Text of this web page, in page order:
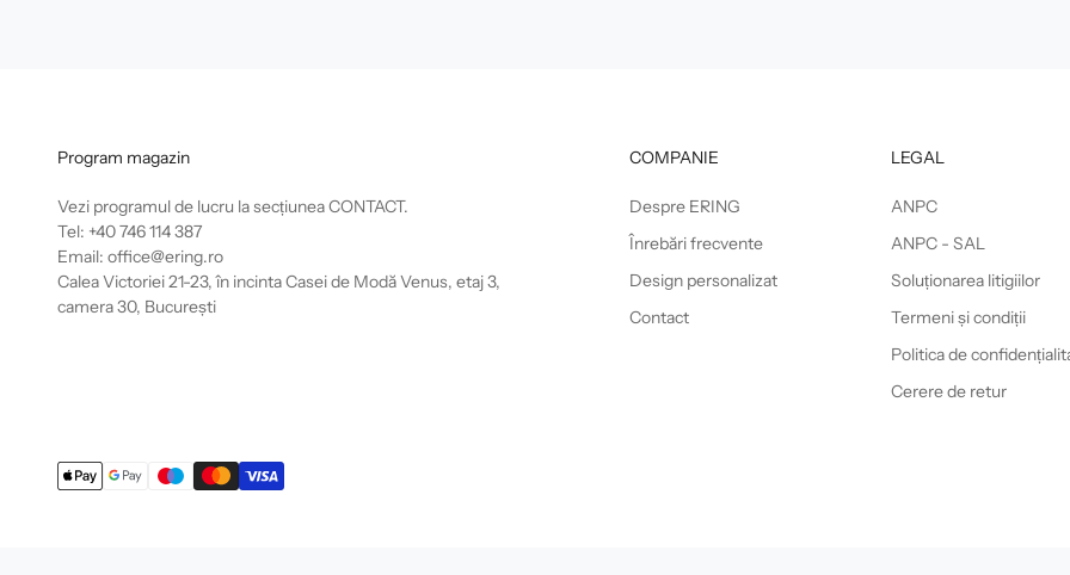
Program magazin
Vezi programul de lucru la secțiuneaCONTACT.
Tel: +40 746 114 387
Email: office@ering.ro
Calea Victoriei 21-23, în incinta Casei de Modă Venus, etaj 3,
camera 30, București
COMPANIE
Despre ERING
Înrebări frecvente
Design personalizat
Contact
LEGAL
ANPC
ANPC - SAL
Soluționarea litigiilor
Termeni și condiții
Politica de
Cerere de retur